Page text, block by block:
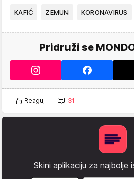
KAFIĆ ZEMUN KORONAVIRUS
Pridruži se
Reaguj 31
Skini aplikaciju za najbolje